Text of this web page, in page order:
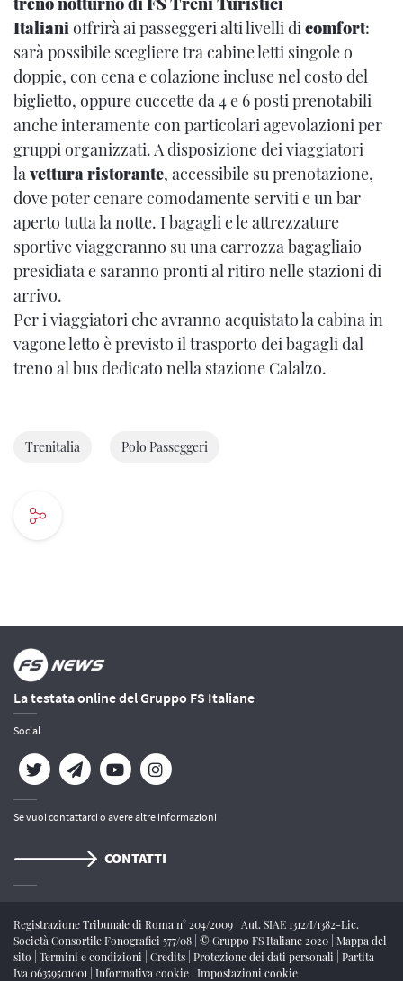
Italiani offrirà ai passeggeri alti livelli di comfort:
sarà possibile scegliere tra cabine letti singole o
doppie, con cena e colazione incluse nel costo del
biglietto, oppure cuccette da 4 e 6 posti prenotabili
anche interamente con particolari agevolazioni per
gruppi organizzati. A disposizione dei viaggiatori
la vettura ristorante, accessibile su prenotazione,
dove poter cenare comodamente serviti e un bar
aperto tutta la notte. I bagagli e le attrezzature
sportive viaggeranno su una carrozza bagagliaio
presidiata e saranno pronti al ritiro nelle stazioni di
arrivo.
Per i viaggiatori che avranno acquistato la cabina in
vagone letto è previsto il trasporto dei bagagli dal
treno al bus dedicato nella stazione Calalzo.
Trenitalia Polo Passeggeri
La testata online del Gruppo FS Italiane
Social
Se vuoi contattarci o avere altre informazioni
CONTATTI
Registrazione Tribunale di Roma n° 204/2009
Aut. SIAE 1312/I/1382-Lic.
Società Consortile Fonografici 577/08 © Gruppo FS Italiane 2020 Mappa del
sito
Termini e condizioni Credits Protezione dei dati personali
Partita
Iva 06359501001
Informativa cookie Impostazioni cookie